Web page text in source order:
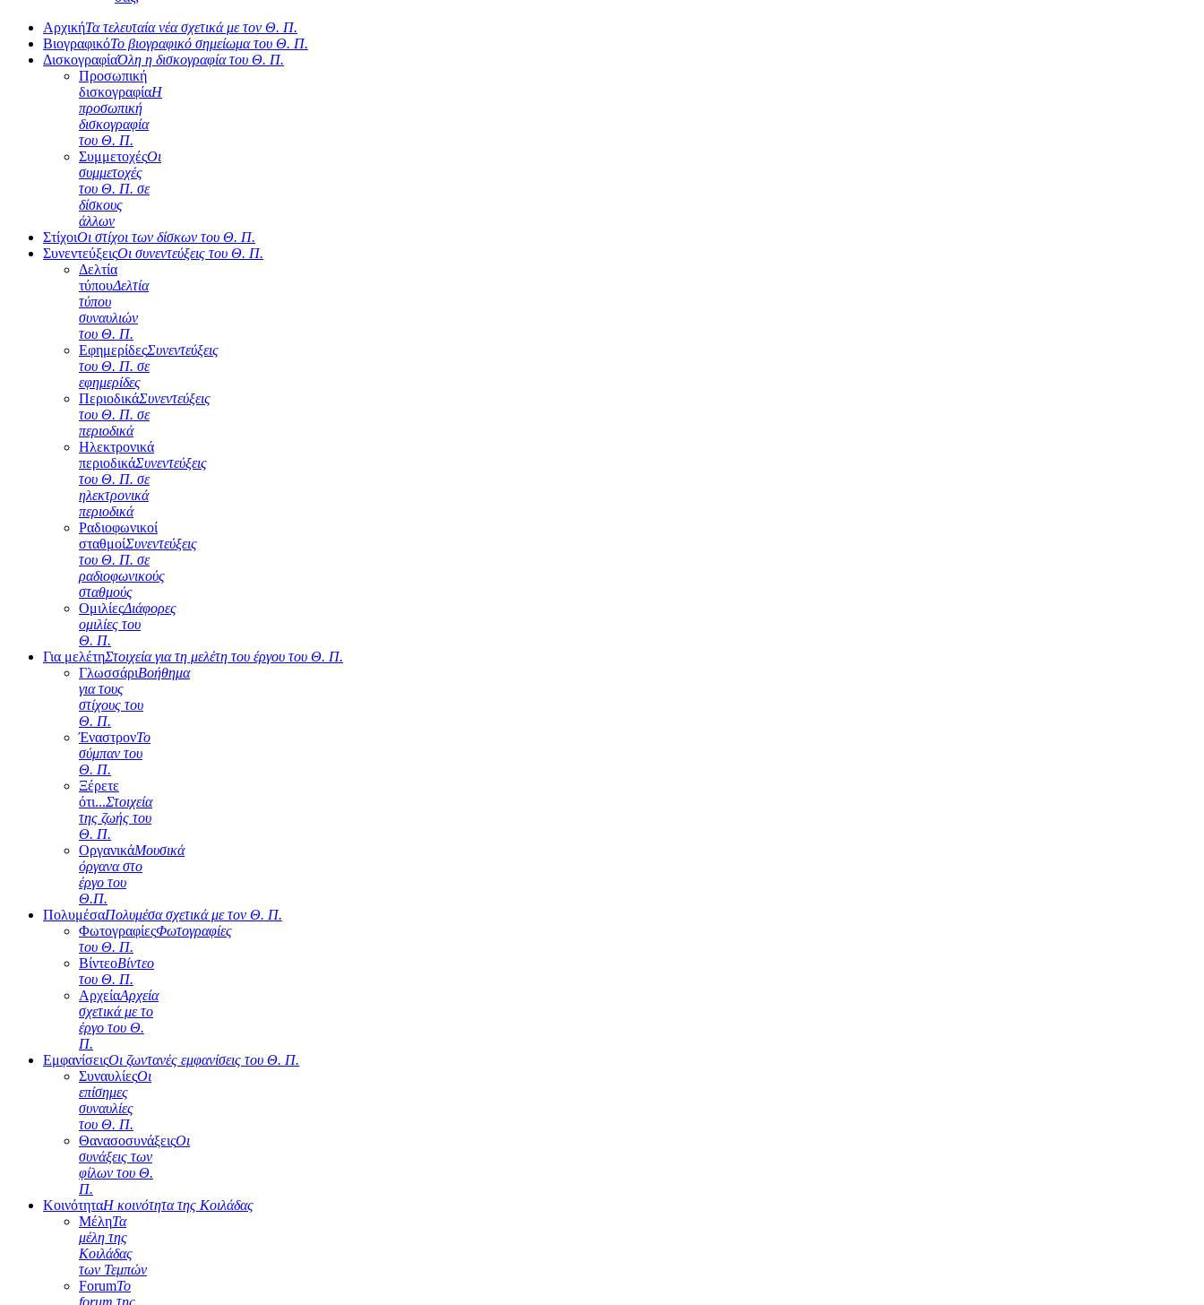
ΑρχικήΤα τελευταία νέα σχετικά με τον Θ. Π.
ΒιογραφικόΤο βιογραφικό σημείωμα του Θ. Π.
ΔισκογραφίαΌλη η δισκογραφία του Θ. Π.
Προσωπική
δισκογραφίαΗ
προσωπική
δισκογραφία
του Θ. Π.
ΣυμμετοχέςΟι
συμμετοχές
του Θ. Π. σε
δίσκους
άλλων
ΣτίχοιΟι στίχοι των δίσκων του Θ. Π.
ΣυνεντεύξειςΟι συνεντεύξεις του Θ. Π.
Δελτία
τύπουΔελτία
τύπου
συναυλιών
του Θ. Π.
ΕφημερίδεςΣυνεντεύξεις
του Θ. Π. σε
εφημερίδες
ΠεριοδικάΣυνεντεύξεις
του Θ. Π. σε
περιοδικά
Ηλεκτρονικά
περιοδικάΣυνεντεύξεις
του Θ. Π. σε
ηλεκτρονικά
περιοδικά
Ραδιοφωνικοί
σταθμοίΣυνεντεύξεις
του Θ. Π. σε
ραδιοφωνικούς
σταθμούς
ΟμιλίεςΔιάφορες
ομιλίες του
Θ. Π.
Για μελέτηΣτοιχεία για τη μελέτη του έργου του Θ. Π.
ΓλωσσάριΒοήθημα
για τους
στίχους του
Θ. Π.
ΈναστρονΤο
σύμπαν του
Θ. Π.
Ξέρετε
ότι...Στοιχεία
της ζωής του
Θ. Π.
ΟργανικάΜουσικά
όργανα στο
έργο του
Θ.Π.
ΠολυμέσαΠολυμέσα σχετικά με τον Θ. Π.
ΦωτογραφίεςΦωτογραφίες
του Θ. Π.
ΒίντεοΒίντεο
του Θ. Π.
ΑρχείαΑρχεία
σχετικά με το
έργο του Θ.
Π.
ΕμφανίσειςΟι ζωντανές εμφανίσεις του Θ. Π.
ΣυναυλίεςΟι
επίσημες
συναυλίες
του Θ. Π.
ΘανασοσυνάξειςΟι
συνάξεις των
φίλων του Θ.
Π.
ΚοινότηταΗ κοινότητα της Κοιλάδας
ΜέληΤα
μέλη της
Κοιλάδας
των Τεμπών
ForumΤο